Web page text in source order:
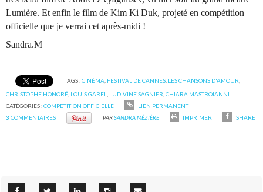
Lumière. Et enfin le film de Kim Ki Duk, projeté en compétition
officielle que je verrai cet après-midi !
Sandra.M
TAGS :CINÉMA FESTIVAL DE CANNES, LES CHANSONS D'AMOUR
CHRISTOPHE HONORÉ LOUIS GAREL LUDIVINE SAGNIER ,CHIARA MASTROIANNI
CATÉGORIES :COMPETITION OFFICIELLE
LIEN PERMANENT
3 COMMENTAIRES PARSANDRA MÉZIÈRE IMPRIMER SHARE